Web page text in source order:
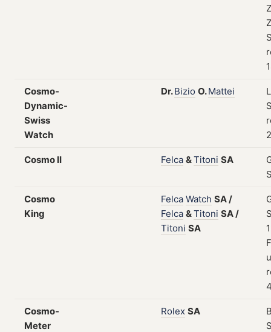
Cosmo-
Dynamic-
Swiss
Watch
Dr.Bizio O.Mattei
Cosmo II Felca &Titoni SA
Cosmo
King
Felca Watch SA/
Felca &Titoni SA/
Titoni SA
Cosmo-
Meter
Rolex SA